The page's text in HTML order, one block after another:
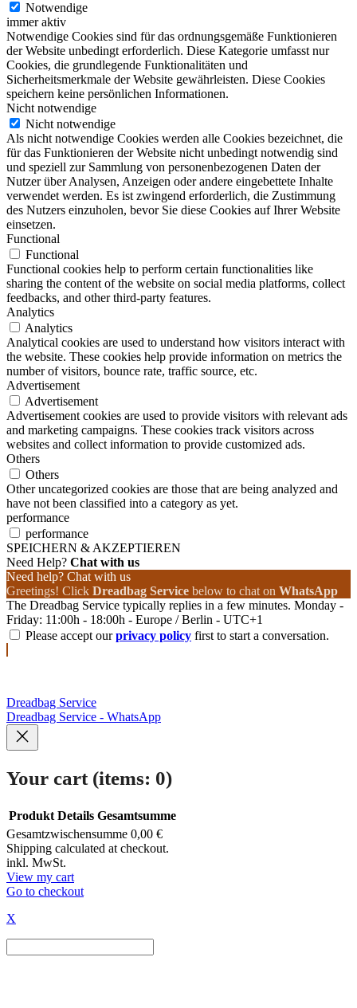
Notwendige
immer aktiv
Notwendige Cookies sind für das ordnungsgemäße Funktionieren
der Website unbedingt erforderlich. Diese Kategorie umfasst nur
Cookies, die grundlegende Funktionalitäten und
Sicherheitsmerkmale der Website gewährleisten. Diese Cookies
speichern keine persönlichen Informationen.
Nicht notwendige
Nicht notwendige
Als nicht notwendige Cookies werden alle Cookies bezeichnet, die
für das Funktionieren der Website nicht unbedingt notwendig sind
und speziell zur Sammlung von personenbezogenen Daten der
Nutzer über Analysen, Anzeigen oder andere eingebettete Inhalte
verwendet werden. Es ist zwingend erforderlich, die Zustimmung
des Nutzers einzuholen, bevor Sie diese Cookies auf Ihrer Website
einsetzen.
Functional
Functional
Functional cookies help to perform certain functionalities like
sharing the content of the website on social media platforms, collect
feedbacks, and other third-party features.
Analytics
Analytics
Analytical cookies are used to understand how visitors interact with
the website. These cookies help provide information on metrics the
number of visitors, bounce rate, traffic source, etc.
Advertisement
Advertisement
Advertisement cookies are used to provide visitors with relevant ads
and marketing campaigns. These cookies track visitors across
websites and collect information to provide customized ads.
Others
Others
Other uncategorized cookies are those that are being analyzed and
have not been classified into a category as yet.
performance
performance
SPEICHERN & AKZEPTIEREN
Need Help? Chat with us
Need help? Chat with us
Greetings! Click Dreadbag Service below to chat on WhatsApp
The Dreadbag Service typically replies in a few minutes. Monday -
Friday: 11:00h - 18:00h - Europe / Berlin - UTC+1
Please accept ourprivacy policy first to start a conversation.
Dreadbag Service
Dreadbag Service - WhatsApp
Your cart (items: 0)
Products
in
cart
Produkt Details Gesamtsumme
Gesamtzwischensumme 0,00 €
Shipping calculated at checkout.
inkl. MwSt.
View my cart
Go to checkout
X